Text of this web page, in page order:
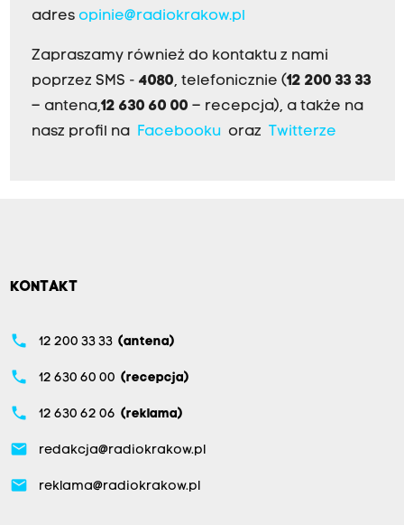
adres opinie@radiokrakow.pl
Zapraszamy również do kontaktu z nami
poprzez SMS - 4080, telefonicznie (12 200 33 33
– antena,12 630 60 00 – recepcja), a także na
nasz profil na Facebookuoraz Twitterze
KONTAKT
phone 12 200 33 33 (antena)
phone 12 630 60 00 (recepcja)
phone 12 630 62 06 (reklama)
email redakcja@radiokrakow.pl
email reklama@radiokrakow.pl